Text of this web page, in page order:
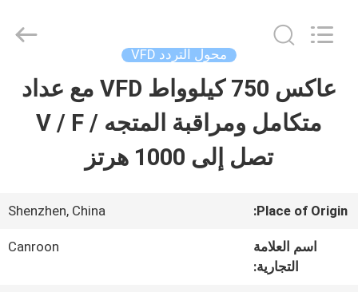
منزل
المنتجات
حول
Electrical
Appliances
Rights
محول التردد VFD
عاكس 750 كيلوواط VFD مع عداد
متكامل ومراقبة المتجه / V / F
تصل إلى 1000 هرتز
Place of Origin:
Shenzhen, China
اسم العلامة
التجارية:
Canroon